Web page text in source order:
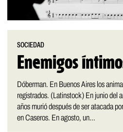
SOCIEDAD
Enemigos
Dóberman. En Buenos Aires los
registrados. (Latinstock) En junio del
años murió después de ser atacada
en Caseros. En agosto, un...